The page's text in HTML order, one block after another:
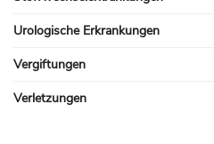
Urologische Erkrankungen
Vergiftungen
Verletzungen